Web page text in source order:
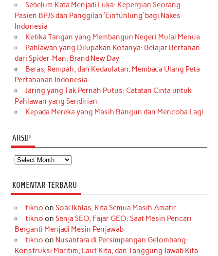
Sebelum Kata Menjadi Luka: Kepergian Seorang
Pasien BPJS dan Panggilan ‘Einfühlung’ bagi Nakes
Indonesia
Ketika Tangan yang Membangun Negeri Mulai Menua
Pahlawan yang Dilupakan Kotanya: Belajar Bertahan
dari Spider-Man: Brand New Day
Beras, Rempah, dan Kedaulatan: Membaca Ulang Peta
Pertahanan Indonesia
Jaring yang Tak Pernah Putus: Catatan Cinta untuk
Pahlawan yang Sendirian
Kepada Mereka yang Masih Bangun dan Mencoba Lagi
ARSIP
Arsip
KOMENTAR TERBARU
tikno on Soal Ikhlas, Kita Semua Masih Amatir
tikno on Senja SEO, Fajar GEO: Saat Mesin Pencari
Berganti Menjadi Mesin Penjawab
tikno on Nusantara di Persimpangan Gelombang:
Konstruksi Maritim, Laut Kita, dan Tanggung Jawab Kita